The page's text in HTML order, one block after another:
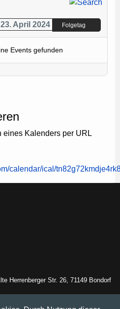
April 2024 Folgetag
Events gefunden
eines Kalenders per URL
calendar/ical/
Herrenberger Str. 26, 71149 Bondorf